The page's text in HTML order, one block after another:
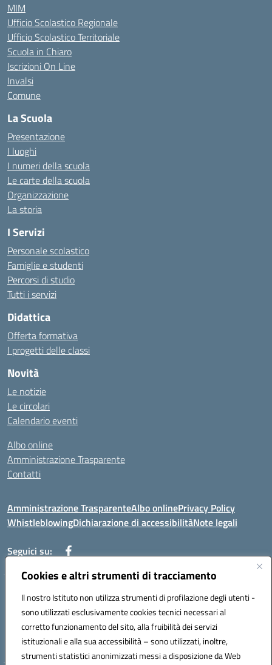
Cookies e altri strumenti di tracciamento
Il nostro Istituto non utilizza strumenti di profilazione degli utenti -
sono utilizzati esclusivamente cookies tecnici necessari al
corretto funzionamento del sito, alla fruibilità dei servizi
istituzionali e alla sua accessibilità – sono utilizzati, inoltre,
strumenti statistici anonimizzati messi a disposizione da Web
MIM
Ufficio Scolastico Regionale
Ufficio Scolastico Territoriale
Scuola in Chiaro
Iscrizioni On Line
Invalsi
Comune
La Scuola
Presentazione
I luoghi
I numeri della scuola
Le carte della scuola
Organizzazione
La storia
I Servizi
Personale scolastico
Famiglie e studenti
Percorsi di studio
Tutti i servizi
Didattica
Offerta formativa
I progetti delle classi
Novità
Le notizie
Le circolari
Calendario eventi
Albo online
Amministrazione Trasparente
Contatti
Amministrazione TrasparenteAlbo onlinePrivacy Policy
WhistleblowingDichiarazione di accessibilitàNote legali
Seguici su:
Telefono: 0881814875
Mail: fgic86100g@istruzione.it PEC: fgic86100g@pec.istruzione.it
Codice univoco ufficio: UF0Y26 Codice IPA: istsc_fgic86100g
Codice meccanografico: FGIC86100G
Codice fiscale: 80030630711